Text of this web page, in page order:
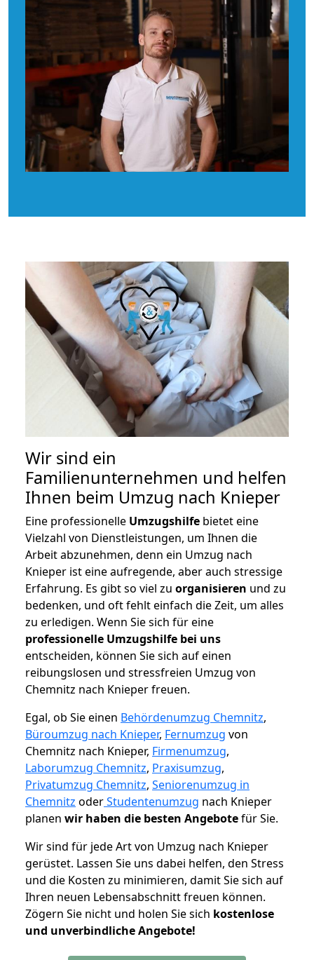
Wir sind ein
Familienunternehmen und helfen
Ihnen beim Umzug nach Knieper
Eine professionelle Umzugshilfe bietet eine
Vielzahl von Dienstleistungen, um Ihnen die
Arbeit abzunehmen, denn ein Umzug nach
Knieper ist eine aufregende, aber auch stressige
Erfahrung. Es gibt so viel zu organisieren und zu
bedenken, und oft fehlt einfach die Zeit, um alles
zu erledigen. Wenn Sie sich für eine
professionelle Umzugshilfe bei uns
entscheiden, können Sie sich auf einen
reibungslosen und stressfreien Umzug von
Chemnitz nach Knieper freuen.
Egal, ob Sie einen Behördenumzug Chemnitz,
Büroumzug nach Knieper, Fernumzug von
Chemnitz nach Knieper, Firmenumzug,
Laborumzug Chemnitz, Praxisumzug,
Privatumzug Chemnitz, Seniorenumzug in
Chemnitz oderStudentenumzug nach Knieper
planen wir haben die besten Angebotefür Sie.
Wir sind für jede Art von Umzug nach Knieper
gerüstet. Lassen Sie uns dabei helfen, den Stress
und die Kosten zu minimieren, damit Sie sich auf
Ihren neuen Lebensabschnitt freuen können.
Zögern Sie nicht und holen Sie sich kostenlose
und unverbindliche Angebote!